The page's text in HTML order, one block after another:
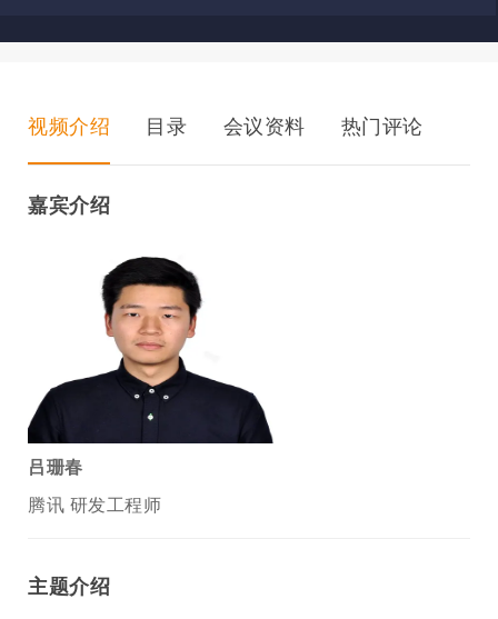
视频介绍 目录 会议资料 热门评论
嘉宾介绍
吕珊春
腾讯 研发工程师
主题介绍